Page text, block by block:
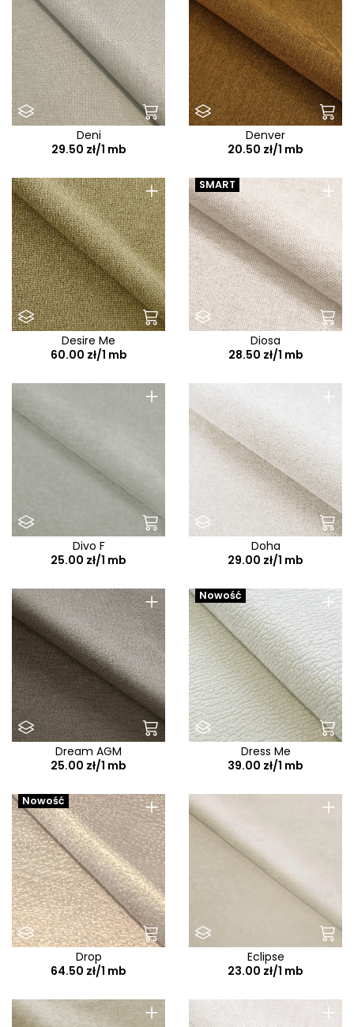
Deni
29.50 zł/1 mb
Denver
20.50 zł/1 mb
+
Desire Me
60.00 zł/1 mb
+
SMART
Diosa
28.50 zł/1 mb
+
Divo F
25.00 zł/1 mb
+
Doha
29.00 zł/1 mb
+
Dream AGM
25.00 zł/1 mb
+
Nowość
Dress Me
39.00 zł/1 mb
+
Nowość
Drop
64.50 zł/1 mb
+
Eclipse
23.00 zł/1 mb
+ +